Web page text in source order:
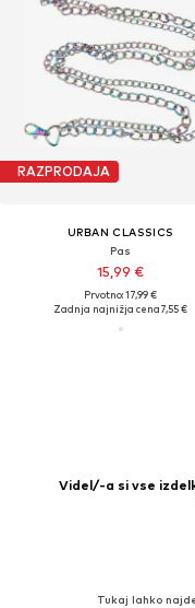
RAZPRODAJA
URBAN CLASSICS
Pas
15,99 €
Prvotno: 17,99 €
Zadnja najnižja cena7,55 €
Videl/-a si vse
Tukaj lahko